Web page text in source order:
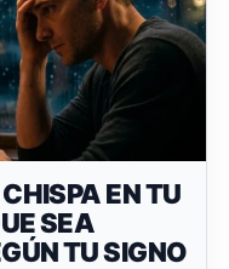
EN TU
SEA
TU SIGNO